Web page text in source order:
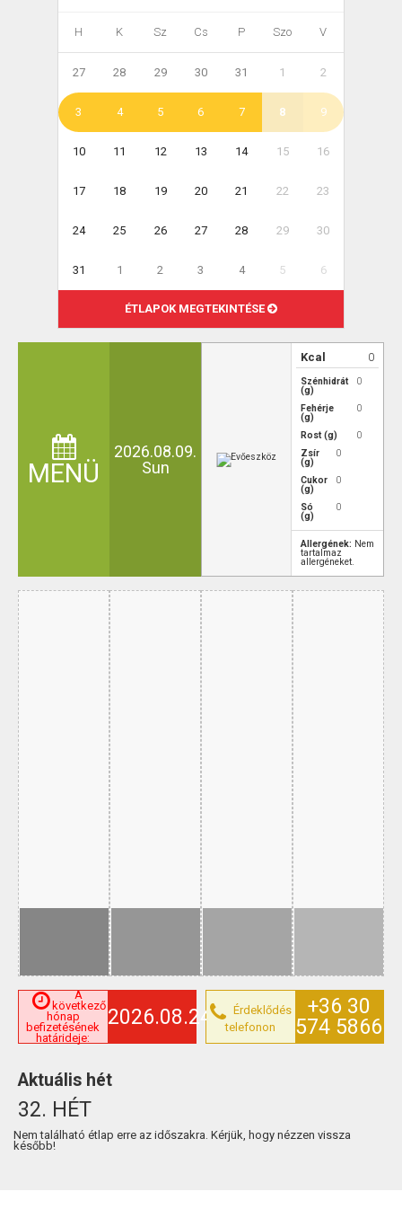
H K Sz Cs P Szo V
27 28 29 30 31 1 2
3 4 5 6 7 8 9
10 11 12 13 14 15 16
17 18 19 20 21 22 23
24 25 26 27 28 29 30
31 1 2 3 4 5 6
ÉTLAPOK MEGTEKINTÉSE
MENÜ
2026.08.09.
Sun
Kcal 0
Szénhidrát
(g)
0
Fehérje
(g)
0
Rost (g)
0
Zsír
(g)
0
Cukor
(g)
0
Só
(g)
0
Allergének: Nem
tartalmaz
allergéneket.
A
következő
hónap
befizetésének
határideje:
2026.08.24.
Érdeklődés
telefonon
+36 30
574 5866
Aktuális hét
32. HÉT
Nem található étlap erre az időszakra. Kérjük, hogy nézzen vissza
később!